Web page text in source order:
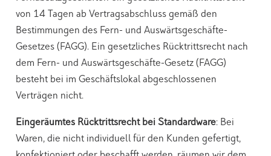
von 14 Tagen ab Vertragsabschluss gemäß den
Bestimmungen des Fern- und Auswärtsgeschäfte-
Gesetzes (FAGG). Ein gesetzliches Rücktrittsrecht nach
dem Fern- und Auswärtsgeschäfte-Gesetz (FAGG)
besteht bei im Geschäftslokal abgeschlossenen
Verträgen nicht.
Eingeräumtes Rücktrittsrecht bei Standardware: Bei
Waren, die nicht individuell für den Kunden gefertigt,